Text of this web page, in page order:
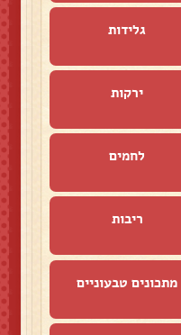
גלידות
ירקות
לחמים
ריבות
מתכונים טבעוניים